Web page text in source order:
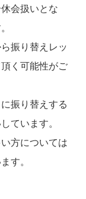
会扱いとな
振り替えレッ
く可能性がご
振り替えする
ています。
方については
す。